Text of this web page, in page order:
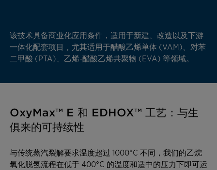
该技术具备商业化应用条件，适用于新建、改造以及下游
一体化配套项目，尤其适用于醋酸乙烯单体 (VAM)、对苯
二甲酸 (PTA)、乙烯-醋酸乙烯共聚物 (EVA) 等领域。
OxyMax™ E 和 EDHOX™ 工艺：与生
俱来的可持续性
与传统蒸汽裂解要求温度超过 1000°C 不同，我们的乙烷
氧化脱氢流程在低于 400°C 的温度和适中的压力下即可运